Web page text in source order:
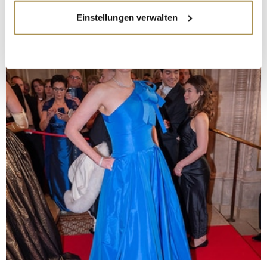
Informationen über Ihre geografische Lage
erfassen, welche bis auf einige Meter genau sein
bestimmten Merkmalen (Fingerprinting) identifizieren
Erfahren Sie mehr darüber, wie Ihre persönlichen Daten
verarbeitet werden, und legen Sie Ihre Präferenzen im
Abschnitt Einzelheiten
fest.
Wir verwenden Cookies, um Inhalte und Anzeigen zu
personalisieren, Funktionen für soziale Medien anbieten
zu können und die Zugriffe auf unsere Website zu
analysieren. Außerdem geben wir Informationen zu Ihrer
Verwendung unserer Website an unsere Partner für
soziale Medien, Werbung und Analysen weiter. Unsere
Partner führen diese Informationen möglicherweise mit
weiteren Daten zusammen, die Sie ihnen bereitgestellt
Einstellungen verwalten